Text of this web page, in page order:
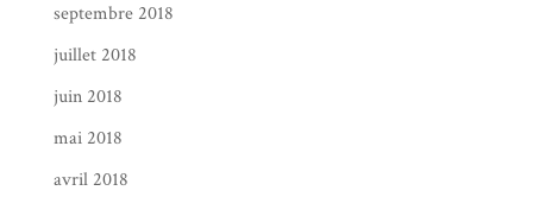
septembre 2018
juillet 2018
juin 2018
mai 2018
avril 2018